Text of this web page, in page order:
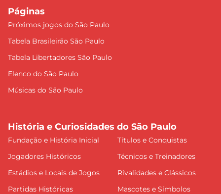
Páginas
Próximos jogos do São Paulo
Tabela Brasileirão São Paulo
Tabela Libertadores São Paulo
Elenco do São Paulo
Músicas do São Paulo
História e Curiosidades do São Paulo
Fundação e História Inicial
Títulos e Conquistas
Jogadores Históricos
Técnicos e Treinadores
Estádios e Locais de Jogos
Rivalidades e Clássicos
Partidas Históricas
Mascotes e Símbolos